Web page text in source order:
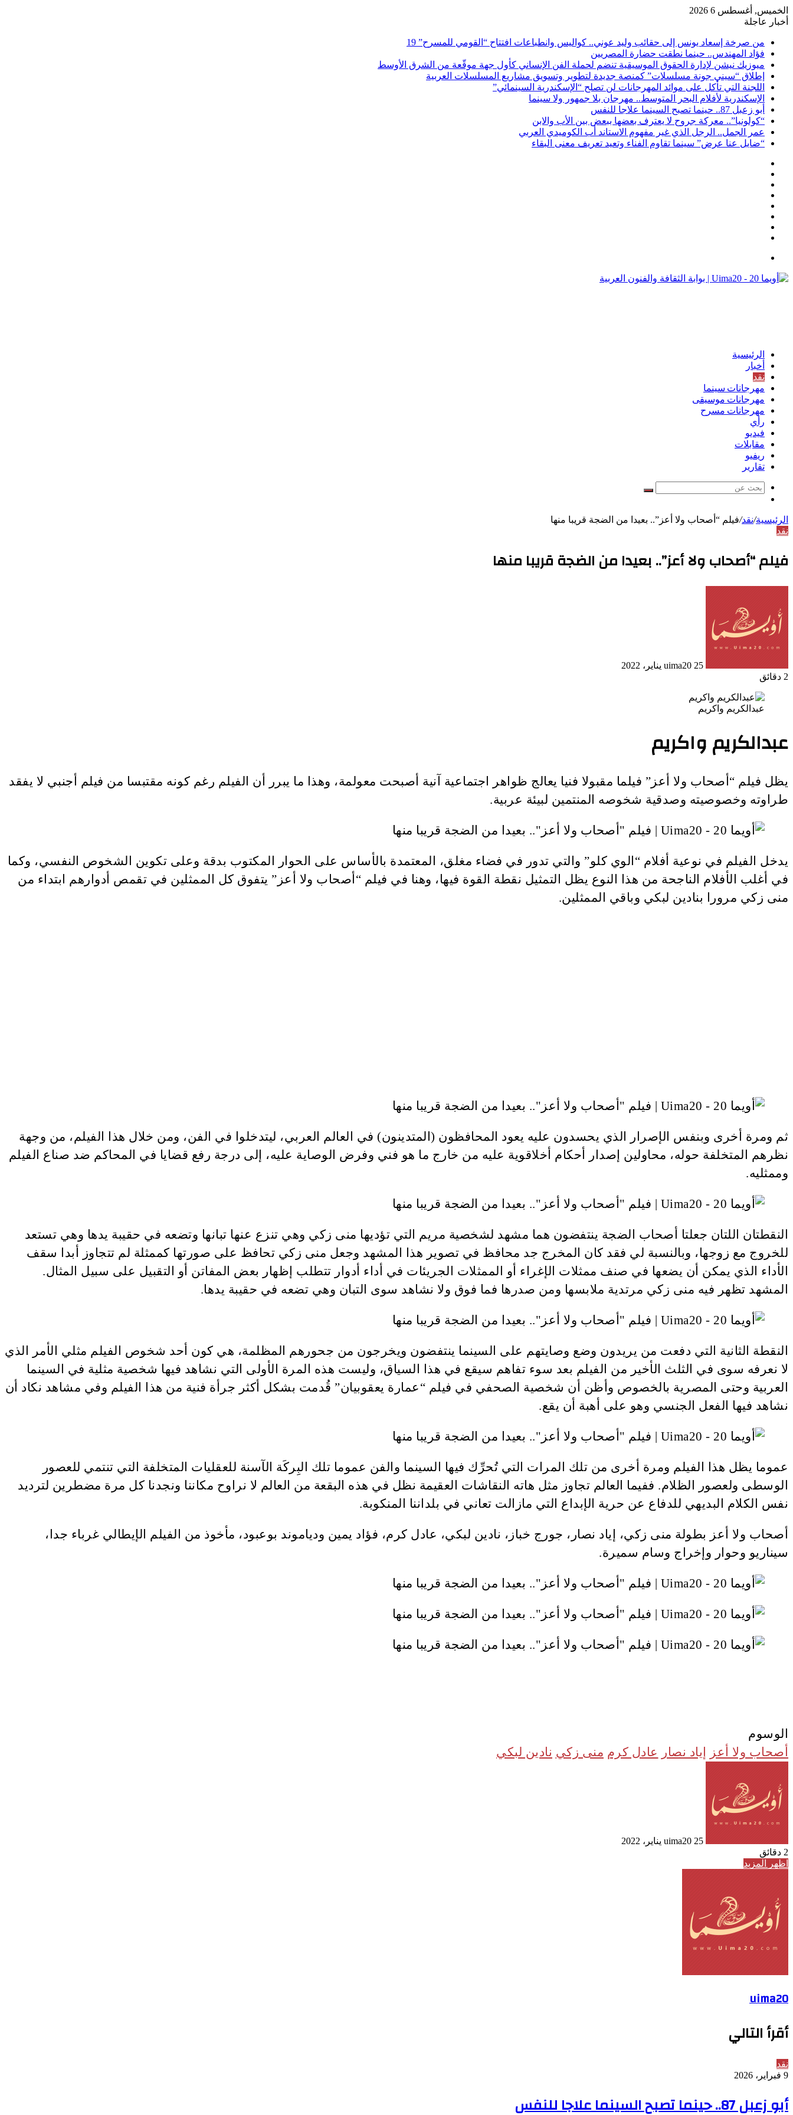
الخميس, أغسطس 6 2026
أخبار عاجلة
من صرخة إسعاد يونس إلى حقائب وليد عوني.. كواليس وانطباعات افتتاح “القومي للمسرح” 19
فؤاد المهندس.. حينما نطقت حضارة المصريين
ميوزيك نيشن لإدارة الحقوق الموسيقية تنضم لحملة الفن الإنساني كأول جهة موقّعة من الشرق الأوسط
إطلاق “سيني جونة مسلسلات” كمنصة جديدة لتطوير وتسويق مشاريع المسلسلات العربية
اللجنة التي تأكل على موائد المهرجانات لن تصلح “الإسكندرية السينمائي”
الإسكندرية لأفلام البحر المتوسط.. مهرجان بلا جمهور ولا سينما
أبو زعبل 87.. حينما تصبح السينما علاجا للنفس
“كولونيا”.. معركة جروح لا يعترف بعضها ببعض بين الأب والابن
عمر الجمل.. الرجل الذي غير مفهوم الاستاند أب الكوميدي العربي
“ضايل عنا عرض” سينما تقاوم الفناء وتعيد تعريف معنى البقاء
الرئيسية
أخبار
نقد
مهرجانات سينما
مهرجانات موسيقى
مهرجانات مسرح
رأي
فيديو
مقابلات
ريفيو
تقارير
بحث
الرئيسية/نقد/فيلم “أصحاب ولا أعز”.. بعيدا من الضجة قريبا منها
نقد
فيلم “أصحاب ولا أعز”.. بعيدا من الضجة قريبا منها
uima20 25 يناير، 2022
2 دقائق
عبدالكريم واكريم
عبدالكريم واكريم
يظل فيلم “أصحاب ولا أعز” فيلما مقبولا فنيا يعالج ظواهر اجتماعية آنية أصبحت معولمة، وهذا ما يبرر أن الفيلم رغم كونه مقتبسا من فيلم أجنبي لا يفقد
طراوته وخصوصيته وصدقية شخوصه المنتمين لبيئة عربية.
يدخل الفيلم في نوعية أفلام “الوي كلو” والتي تدور في فضاء مغلق، المعتمدة بالأساس على الحوار المكتوب بدقة وعلى تكوين الشخوص النفسي، وكما
في أغلب الأفلام الناجحة من هذا النوع يظل التمثيل نقطة القوة فيها، وهنا في فيلم “أصحاب ولا أعز” يتفوق كل الممثلين في تقمص أدوارهم ابتداء من
منى زكي مرورا بنادين لبكي وباقي الممثلين.
ثم ومرة أخرى وبنفس الإصرار الذي يحسدون عليه يعود المحافظون (المتدينون) في العالم العربي، ليتدخلوا في الفن، ومن خلال هذا الفيلم، من وجهة
نظرهم المتخلفة حوله، محاولين إصدار أحكام أخلاقوية عليه من خارج ما هو فني وفرض الوصاية عليه، إلى درجة رفع قضايا في المحاكم ضد صناع الفيلم
وممثليه.
النقطتان اللتان جعلتا أصحاب الضجة ينتفضون هما مشهد لشخصية مريم التي تؤديها منى زكي وهي تنزع عنها تبانها وتضعه في حقيبة يدها وهي تستعد
للخروج مع زوجها، وبالنسبة لي فقد كان المخرج جد محافظ في تصوير هذا المشهد وجعل منى زكي تحافظ على صورتها كممثلة لم تتجاوز أبدا سقف
الأداء الذي يمكن أن يضعها في صنف ممثلات الإغراء أو الممثلات الجريئات في أداء أدوار تتطلب إظهار بعض المفاتن أو التقبيل على سبيل المثال.
المشهد تظهر فيه منى زكي مرتدية ملابسها ومن صدرها فما فوق ولا نشاهد سوى التبان وهي تضعه في حقيبة يدها.
النقطة الثانية التي دفعت من يريدون وضع وصايتهم على السينما ينتفضون ويخرجون من جحورهم المظلمة، هي كون أحد شخوص الفيلم مثلي الأمر الذي
لا نعرفه سوى في الثلث الأخير من الفيلم بعد سوء تفاهم سيقع في هذا السياق، وليست هذه المرة الأولى التي نشاهد فيها شخصية مثلية في السينما
العربية وحتى المصرية بالخصوص وأظن أن شخصية الصحفي في فيلم “عمارة يعقوبيان” قُدمت بشكل أكثر جرأة فنية من هذا الفيلم وفي مشاهد نكاد أن
نشاهد فيها الفعل الجنسي وهو على أهبة أن يقع.
عموما يظل هذا الفيلم ومرة أخرى من تلك المرات التي تُحرِّك فيها السينما والفن عموما تلك البِركَة الآسنة للعقليات المتخلفة التي تنتمي للعصور
الوسطى ولعصور الظلام. ففيما العالم تجاوز مثل هاته النقاشات العقيمة نظل في هذه البقعة من العالم لا نراوح مكاننا ونجدنا كل مرة مضطرين لترديد
نفس الكلام البديهي للدفاع عن حرية الإبداع التي مازالت تعاني في بلداننا المنكوبة.
أصحاب ولا أعز بطولة منى زكي، إياد نصار، جورج خباز، نادين لبكي، عادل كرم، فؤاد يمين ودياموند بوعبود، مأخوذ من الفيلم الإيطالي غرباء جدا،
سيناريو وحوار وإخراج وسام سميرة.
الوسوم
أصحاب ولا أعز
إياد نصار عادل كرم منى زكي نادين لبكي
uima20 25 يناير، 2022
2 دقائق
اظهر المزيد
uima20
أقرأ التالي
نقد
9 فبراير، 2026
أبو زعبل 87.. حينما تصبح السينما علاجا للنفس